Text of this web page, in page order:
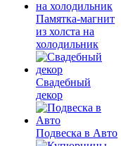
Памятка-магнит
из холста на
холодильник
Свадебный
декор
Подвеска в Авто